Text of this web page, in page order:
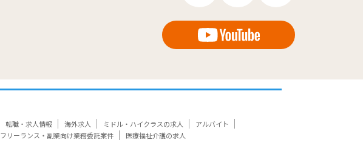
転職・求人情報 海外求人 ミドル・ハイクラスの求人
アルバイト
フリーランス・副業向け業務委託案件 医療福祉介護の求人